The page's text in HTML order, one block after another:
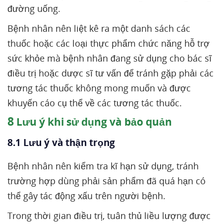
đường uống.
Bệnh nhân nên liệt kê ra một danh sách các
thuốc hoặc các loại thực phẩm chức năng hỗ trợ
sức khỏe mà bệnh nhân đang sử dụng cho bác sĩ
điều trị hoặc dược sĩ tư vấn để tránh gặp phải các
tương tác thuốc không mong muốn và được
khuyến cáo cụ thể về các tương tác thuốc.
8 Lưu ý khi sử dụng và bảo quản
8.1 Lưu ý và thận trọng
Bệnh nhân nên kiểm tra kĩ hạn sử dụng, tránh
trường hợp dùng phải sản phẩm đã quá hạn có
thể gây tác động xấu trên người bệnh.
Trong thời gian điều trị, tuân thủ liều lượng được